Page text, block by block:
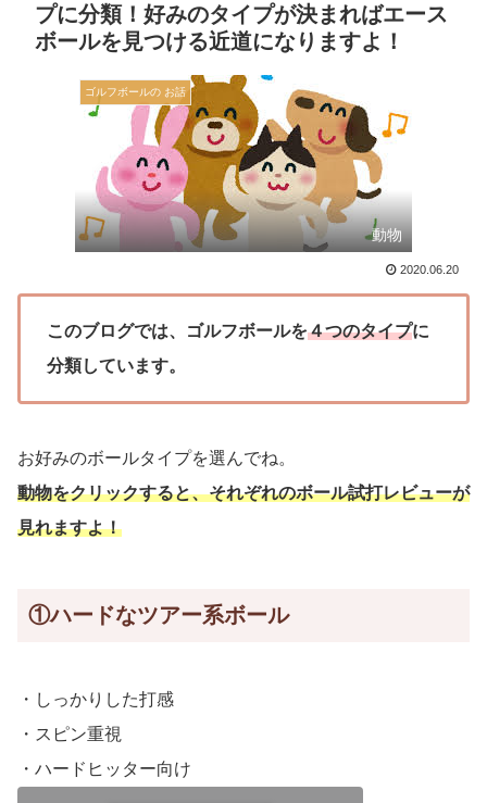
プに分類！好みのタイプが決まればエース
ボールを見つける近道になりますよ！
ゴルフボールの お話
動物
2020.06.20
このブログでは、ゴルフボールを４つのタイプに
分類しています。
お好みのボールタイプを選んでね。
動物をクリックすると、それぞれのボール試打レビューが
見れますよ！
①ハードなツアー系ボール
・しっかりした打感
・スピン重視
・ハードヒッター向け